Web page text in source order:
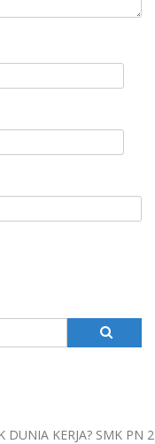
DUNIA KERJA? SMK PN 2